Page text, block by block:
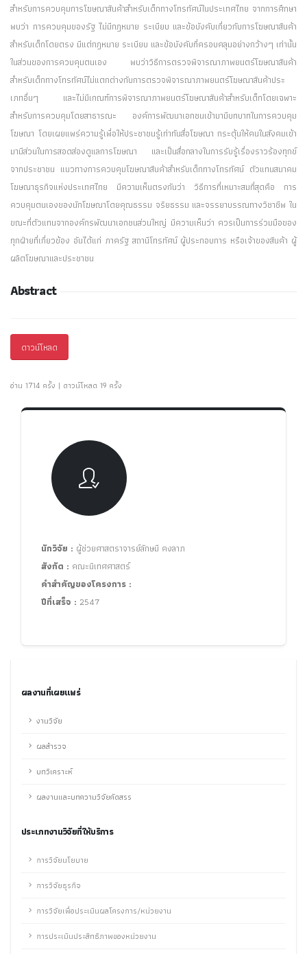
สำหรับการควบคุมการโฆษณาสินค้าสำหรับเด็กทางโทรทัศน์ในประเทศไทย จากการศึกษา
พบว่า การควบคุมของรัฐ ไม่มีกฎหมาย ระเบียบ และข้อบังคับเกี่ยวกับการโฆษณาสินค้า
สำหรับเด็กโดยตรง มีแต่กฎหมาย ระเบียบ และข้อบังคับที่ครอบคลุมอย่างกว้างๆ เท่านั้น
ในส่วนของการควบคุมตนเอง พบว่าวิธีการตรวจพิจารณาภาพยนตร์โฆษณาสินค้า
สำหรับเด็กทางโทรทัศน์ไม่แตกต่างกับการตรวจพิจารณาภาพยนตร์โฆษณาสินค้าประ
เภทอื่นๆ และไม่มีเกณฑ์การพิจารณาภาพยนตร์โฆษณาสินค้าสำหรับเด็กโดยเฉพาะ
สำหรับการควบคุมโดยสาธารณะ องค์การพัฒนาเอกชนเข้ามามีบทบาทในการควบคุม
โฆษณา โดยเผยแพร่ความรู้เพื่อให้ประชาชนรู้เท่าทันสื่อโฆษณา กระตุ้นให้คนในสังคมเข้า
มามีส่วนในการสอดส่องดูแลการโฆษณา และเป็นสื่อกลางในการรับรู้เรื่องราวร้องทุกข์
จากประชาชน แนวทางการควบคุมโฆษณาสินค้าสำหรับเด็กทางโทรทัศน์ ตัวแทนสมาคม
โฆษณาธุรกิจแห่งประเทศไทย มีความเห็นตรงกันว่า วิธีการที่เหมาะสมที่สุดคือ การ
ควบคุมตนเองของนักโฆษณาโดยคุณธรรม จริยธรรม และจรรยาบรรณทางวิชาชีพ ใน
ขณะที่ตัวแทนจากองค์กรพัฒนาเอกชนส่วนใหญ่ มีความเห็นว่า ควรเป็นการร่วมมือของ
ทุกฝ่ายที่เกี่ยวข้อง อันได้แก่ ภาครัฐ สถานีโทรทัศน์ ผู้ประกอบการ หรือเจ้าของสินค้า ผู้
ผลิตโฆษณาและประชาชน
Abstract
ดาวน์โหลด
อ่าน 1714 ครั้ง | ดาวน์โหลด 19 ครั้ง
นักวิจัย : ผู้ช่วยศาสตราจารย์ลักษมี คงลาภ
สังกัด : คณะนิเทศศาสตร์
คำสำคัญของโครงการ :
ปีที่เสร็จ : 2547
ผลงานที่เผยแพร่
งานวิจัย
ผลสำรวจ
บทวิเคราะห์
ผลงานและบทความวิจัยคัดสรร
ประเภทงานวิจัยที่ให้บริการ
การวิจัยนโยบาย
การวิจัยธุรกิจ
การวิจัยเพื่อประเมินผลโครงการ/หน่วยงาน
การประเมินประสิทธิภาพของหน่วยงาน